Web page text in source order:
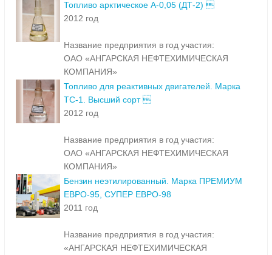
Топливо арктическое А-0,05 (ДТ-2) 
2012 год
Название предприятия в год участия:
ОАО «АНГАРСКАЯ НЕФТЕХИМИЧЕСКАЯ
КОМПАНИЯ»
Топливо для реактивных двигателей. Марка
ТС-1. Высший сорт 
2012 год
Название предприятия в год участия:
ОАО «АНГАРСКАЯ НЕФТЕХИМИЧЕСКАЯ
КОМПАНИЯ»
Бензин неэтилированный. Марка ПРЕМИУМ
ЕВРО-95, СУПЕР ЕВРО-98
2011 год
Название предприятия в год участия:
«АНГАРСКАЯ НЕФТЕХИМИЧЕСКАЯ